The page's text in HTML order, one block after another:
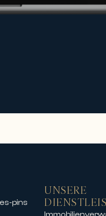
Ihr Projekt
pins
UNSERE